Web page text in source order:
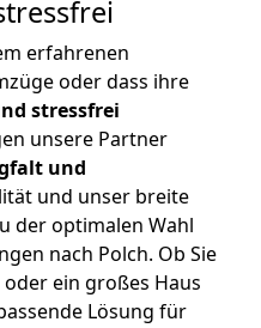
erfahrenen
oder dass ihre
stressfrei
unsere Partner
und
und unser breite
der optimalen Wahl
nach Polch. Ob Sie
ein großes Haus
Lösung für